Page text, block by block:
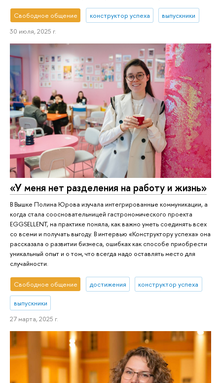
Свободное общение конструктор успеха
выпускники
30 июля, 2025 г.
«У меня нет разделения на работу и жизнь»
В Вышке Полина Юрова изучала интегрированные коммуникации, а
когда стала соосновательницей гастрономического проекта
EGGSELLENT, на практике поняла, как важно уметь соединять всех
со всеми и получать выгоду. В интервью «Конструктору успеха» она
рассказала о развитии бизнеса, ошибках как способе приобрести
уникальный опыт и о том, что всегда надо оставлять место для
случайности.
Свободное общение достижения конструктор успеха
выпускники
27 марта, 2025 г.